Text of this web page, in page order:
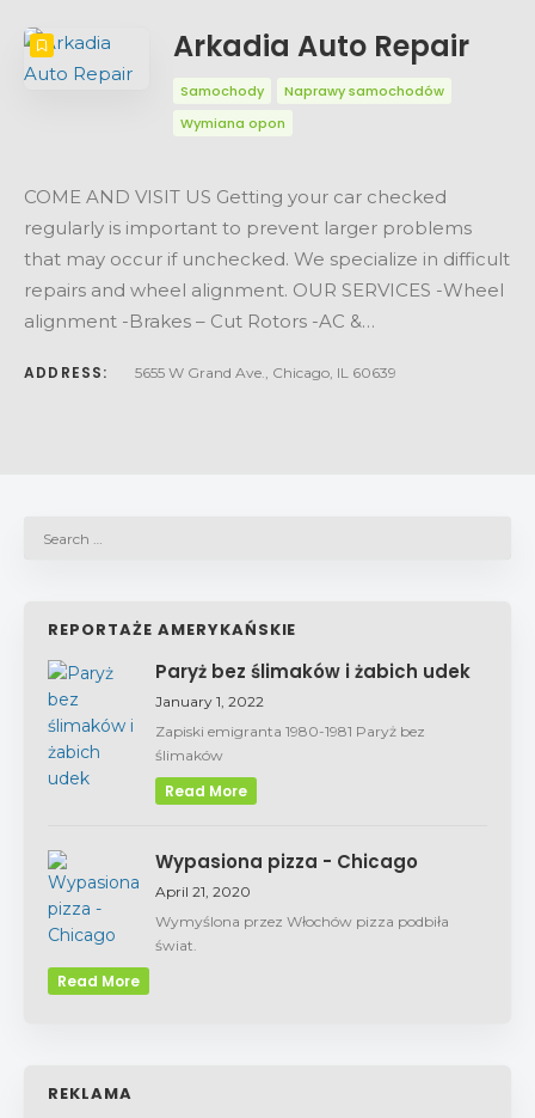
Arkadia Auto Repair
Samochody
Naprawy samochodów
Wymiana opon
COME AND VISIT US Getting your car checked
regularly is important to prevent larger problems
that may occur if unchecked. We specialize in difficult
repairs and wheel alignment. OUR SERVICES -Wheel
alignment -Brakes – Cut Rotors -AC &…
ADDRESS: 5655 W Grand Ave., Chicago, IL 60639
REPORTAŻE AMERYKAŃSKIE
Paryż bez ślimaków i żabich udek
January 1, 2022
Zapiski emigranta 1980-1981 Paryż bez
ślimaków
Read More
Wypasiona pizza - Chicago
April 21, 2020
Wymyślona przez Włochów pizza podbiła
świat.
Read More
REKLAMA